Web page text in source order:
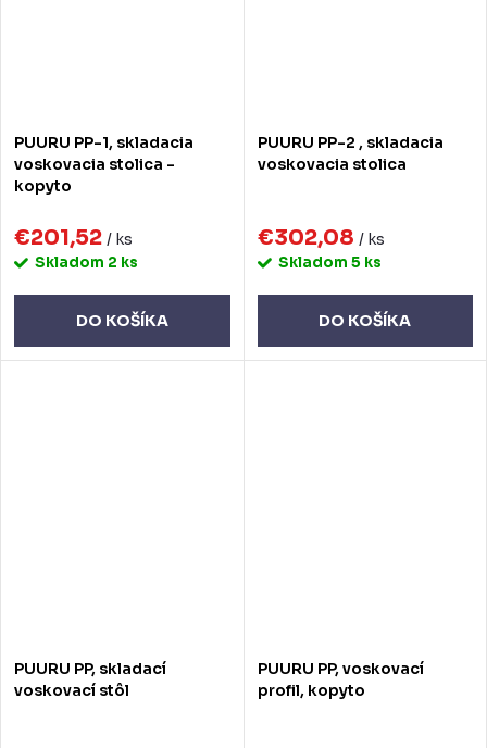
PUURU PP-1, skladacia
voskovacia stolica -
kopyto
€201,52 / ks
Skladom 2 ks
DO KOŠÍKA
PUURU PP-2 , skladacia
voskovacia stolica
€302,08 / ks
Skladom 5 ks
DO KOŠÍKA
PUURU PP, skladací
voskovací stôl
PUURU PP, voskovací
profil, kopyto